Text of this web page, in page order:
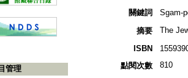
管理
關鍵詞
Sgam-
摘要
The
ISBN
點閱次數
810